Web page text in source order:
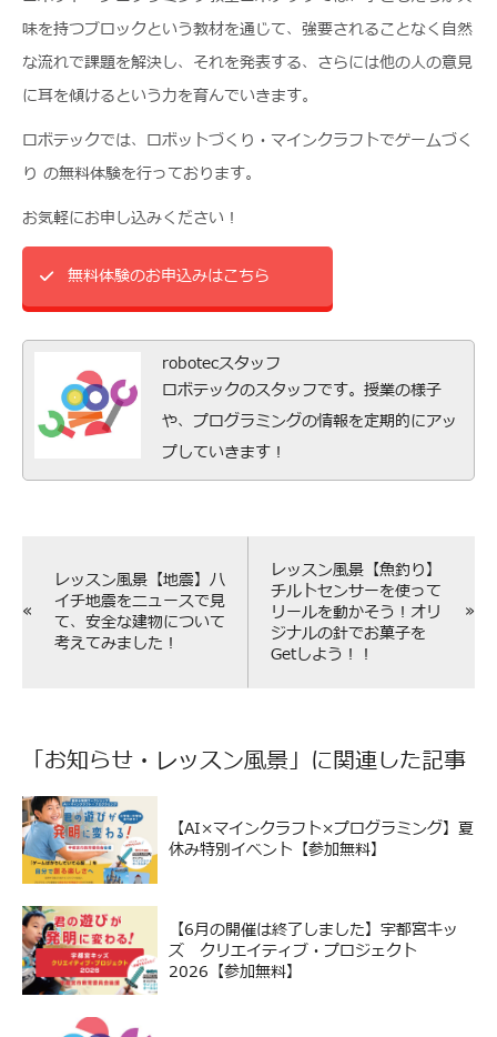
味を持つブロックという教材を通じて、強要されることなく自然
な流れで課題を解決し、それを発表する、さらには他の人の意見
に耳を傾けるという力を育んでいきます。
ロボテックでは、ロボットづくり・マインクラフトでゲームづく
り の無料体験を行っております。
お気軽にお申し込みください！
無料体験のお申込みはこちら
robotecスタッフ
ロボテックのスタッフです。授業の様子
や、プログラミングの情報を定期的にアッ
プしていきます！
«
レッスン風景【地震】ハ
イチ地震をニュースで見
て、安全な建物について
考えてみました！
レッスン風景【魚釣り】
チルトセンサーを使って
リールを動かそう！オリ
ジナルの針でお菓子を
Getしよう！！
»
「お知らせ ・ レッスン風景」に関連した記事
【AI×マインクラフト×プログラミング】夏
休み特別イベント【参加無料】
【6月の開催は終了しました】宇都宮キッ
ズ クリエイティブ・プロジェクト
2026【参加無料】